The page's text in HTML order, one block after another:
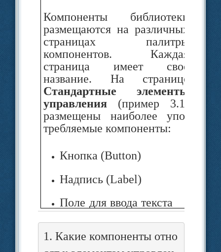
Компоненты библиотеки
размеща­ются на различных
страницах пали­тры
компонентов. Каждая
страница имеет свое
название. На странице
Стандартные элементы
управления (пример 3.1)
размещены наиболее упо­
требляемые компоненты:
Кнопка (Button)
Надпись (Label)
Поле для ввода текста
(TextBox)
Флажок (CheckBox)
1. Какие компоненты отно